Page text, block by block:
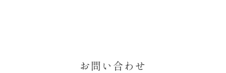
お問い合わせ